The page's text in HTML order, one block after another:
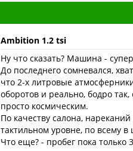
Ambition 1.2 tsi
Ну что сказать? Машина -
До последнего сомневался,
что 2-х литровые
оборотов и реально, бодро
просто космическим.
По качеству салона,
тактильном уровне, по всему в
Что еще? - пробег пока